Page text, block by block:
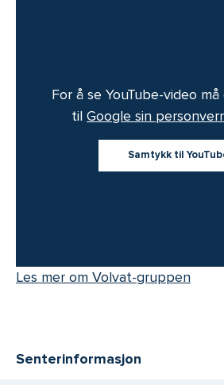
For å se YouTube-video
til Google sin
Samtykk til
Les mer om Volvat-gruppen
Senterinformasjon